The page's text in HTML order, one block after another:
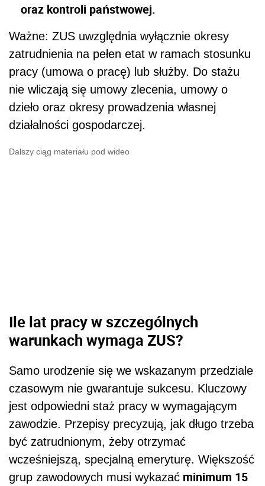
oraz kontroli państwowej.
Ważne: ZUS uwzględnia wyłącznie okresy
zatrudnienia na pełen etat w ramach stosunku
pracy (umowa o pracę) lub służby. Do stażu
nie wliczają się umowy zlecenia, umowy o
dzieło oraz okresy prowadzenia własnej
działalności gospodarczej.
Dalszy ciąg materiału pod wideo
Ile lat pracy w szczególnych
warunkach wymaga ZUS?
Samo urodzenie się we wskazanym przedziale
czasowym nie gwarantuje sukcesu. Kluczowy
jest odpowiedni staż pracy w wymagającym
zawodzie. Przepisy precyzują, jak długo trzeba
być zatrudnionym, żeby otrzymać
wcześniejszą, specjalną emeryturę. Większość
grup zawodowych musi wykazać minimum 15